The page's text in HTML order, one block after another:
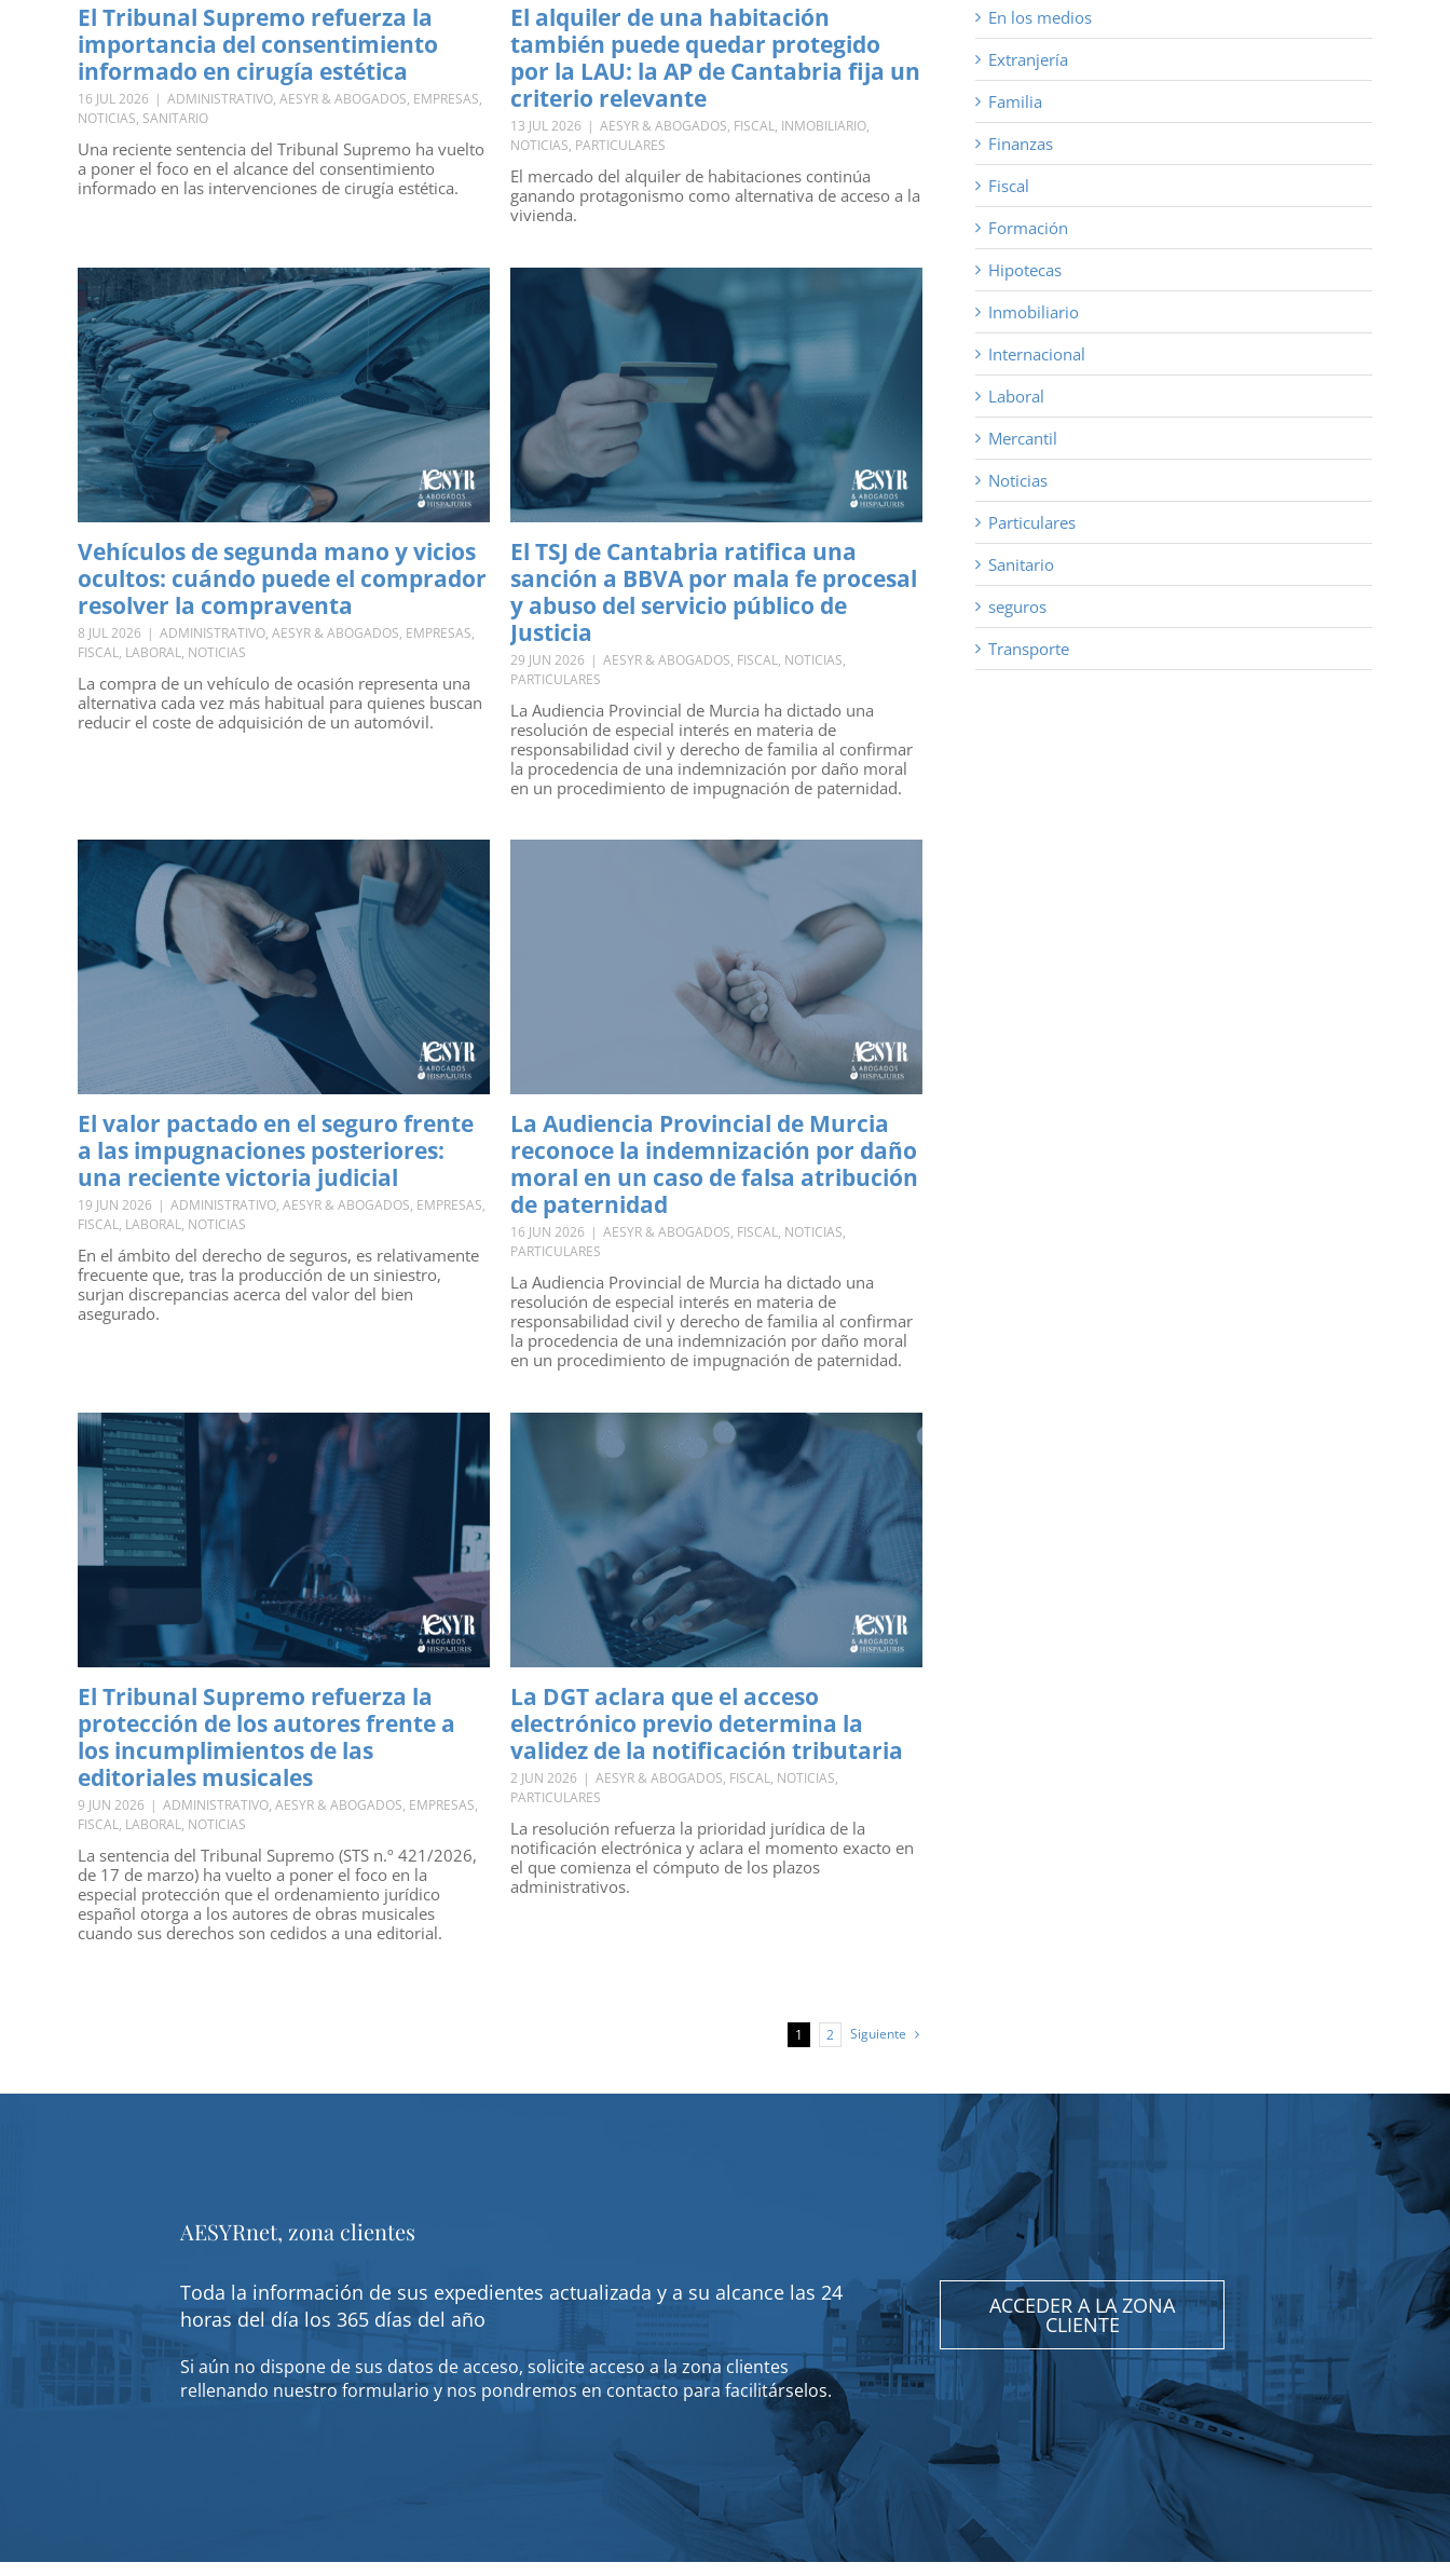
El Tribunal Supremo refuerza la
importancia del consentimiento
informado en cirugía estética
16 JUL 2026 | ADMINISTRATIVO, AESYR & ABOGADOS, EMPRESAS,
NOTICIAS, SANITARIO
Una reciente sentencia del Tribunal Supremo ha vuelto
a poner el foco en el alcance del consentimiento
informado en las intervenciones de cirugía estética.
El alquiler de una habitación
también puede quedar protegido
por la LAU: la AP de Cantabria fija un
criterio relevante
13 JUL 2026 | AESYR & ABOGADOS, FISCAL, INMOBILIARIO,
NOTICIAS, PARTICULARES
El mercado del alquiler de habitaciones continúa
ganando protagonismo como alternativa de acceso a la
vivienda.
Vehículos de segunda mano y vicios
ocultos: cuándo puede el comprador
resolver la compraventa
8 JUL 2026 | ADMINISTRATIVO, AESYR & ABOGADOS, EMPRESAS,
FISCAL, LABORAL, NOTICIAS
La compra de un vehículo de ocasión representa una
alternativa cada vez más habitual para quienes buscan
reducir el coste de adquisición de un automóvil.
El TSJ de Cantabria ratifica una
sanción a BBVA por mala fe procesal
y abuso del servicio público de
Justicia
29 JUN 2026 | AESYR & ABOGADOS, FISCAL, NOTICIAS,
PARTICULARES
La Audiencia Provincial de Murcia ha dictado una
resolución de especial interés en materia de
responsabilidad civil y derecho de familia al confirmar
la procedencia de una indemnización por daño moral
en un procedimiento de impugnación de paternidad.
El valor pactado en el seguro frente
a las impugnaciones posteriores:
una reciente victoria judicial
19 JUN 2026 | ADMINISTRATIVO, AESYR & ABOGADOS, EMPRESAS,
FISCAL, LABORAL, NOTICIAS
En el ámbito del derecho de seguros, es relativamente
frecuente que, tras la producción de un siniestro,
surjan discrepancias acerca del valor del bien
asegurado.
La Audiencia Provincial de Murcia
reconoce la indemnización por daño
moral en un caso de falsa atribución
de paternidad
16 JUN 2026 | AESYR & ABOGADOS, FISCAL, NOTICIAS,
PARTICULARES
La Audiencia Provincial de Murcia ha dictado una
resolución de especial interés en materia de
responsabilidad civil y derecho de familia al confirmar
la procedencia de una indemnización por daño moral
en un procedimiento de impugnación de paternidad.
El Tribunal Supremo refuerza la
protección de los autores frente a
los incumplimientos de las
editoriales musicales
9 JUN 2026 | ADMINISTRATIVO, AESYR & ABOGADOS, EMPRESAS,
FISCAL, LABORAL, NOTICIAS
La sentencia del Tribunal Supremo (STS n.º 421/2026,
de 17 de marzo) ha vuelto a poner el foco en la
especial protección que el ordenamiento jurídico
español otorga a los autores de obras musicales
cuando sus derechos son cedidos a una editorial.
La DGT aclara que el acceso
electrónico previo determina la
validez de la notificación tributaria
2 JUN 2026 | AESYR & ABOGADOS, FISCAL, NOTICIAS,
PARTICULARES
La resolución refuerza la prioridad jurídica de la
notificación electrónica y aclara el momento exacto en
el que comienza el cómputo de los plazos
administrativos.
1 2 Siguiente
En los medios
Extranjería
Familia
Finanzas
Fiscal
Formación
Hipotecas
Inmobiliario
Internacional
Laboral
Mercantil
Noticias
Particulares
Sanitario
seguros
Transporte
AESYRnet, zona clientes
Toda la información de sus expedientes actualizada y a su alcance las 24
horas del día los 365 días del año
Si aún no dispone de sus datos de acceso, solicite acceso a la zona clientes
rellenando nuestro formulario y nos pondremos en contacto para facilitárselos.
ACCEDER A LA ZONA
CLIENTE